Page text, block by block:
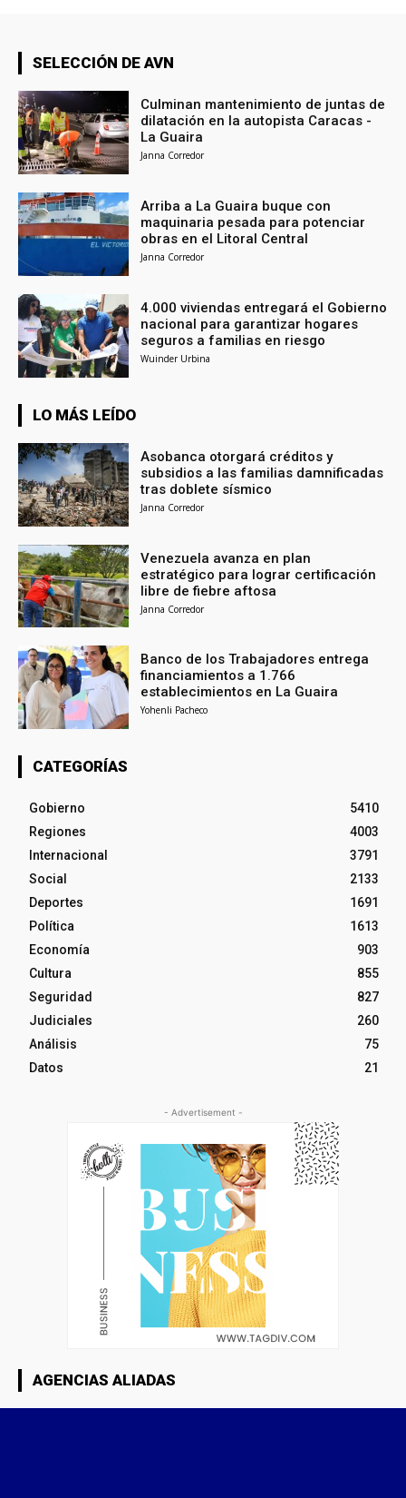
SELECCIÓN DE AVN
Culminan mantenimiento de juntas de
dilatación en la autopista Caracas -
La Guaira
Janna Corredor
Arriba a La Guaira buque con
maquinaria pesada para potenciar
obras en el Litoral Central
Janna Corredor
4.000 viviendas entregará el Gobierno
nacional para garantizar hogares
seguros a familias en riesgo
Wuinder Urbina
LO MÁS LEÍDO
Asobanca otorgará créditos y
subsidios a las familias damnificadas
tras doblete sísmico
Janna Corredor
Venezuela avanza en plan
estratégico para lograr certificación
libre de fiebre aftosa
Janna Corredor
Banco de los Trabajadores entrega
financiamientos a 1.766
establecimientos en La Guaira
Yohenli Pacheco
CATEGORÍAS
Gobierno
5410
Regiones
4003
Internacional
3791
Social
2133
Deportes
1691
Política
1613
Economía
903
Cultura
855
Seguridad
827
Judiciales
260
Análisis
75
Datos
21
- Advertisement -
AGENCIAS ALIADAS